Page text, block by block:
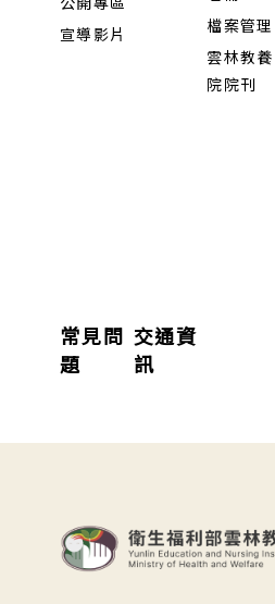
宣導影片
檔案管理
雲林教養
院院刊
常見問
題
交通資
訊